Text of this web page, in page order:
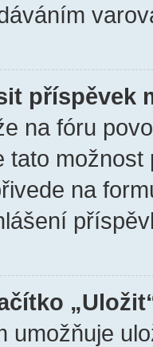
příspěvek
na fóru
tato
na
umožňuje